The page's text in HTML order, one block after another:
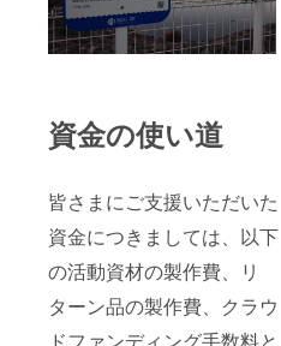
資金の使い道
皆さまにご支援いただいた
資金につきましては、以下
の活動資材の製作費、リ
ターン品の製作費、クラウ